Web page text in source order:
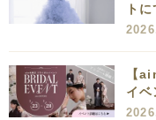
ト
【
イベ